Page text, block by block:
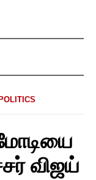
POLITICS
விஜய்